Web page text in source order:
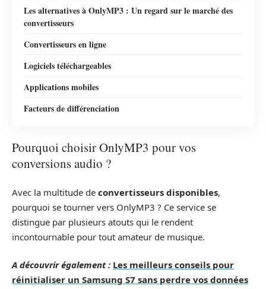
Les alternatives à OnlyMP3 : Un regard sur le marché des
convertisseurs
Convertisseurs en ligne
Logiciels téléchargeables
Applications mobiles
Facteurs de différenciation
Pourquoi choisir OnlyMP3 pour vos
conversions audio ?
Avec la multitude de convertisseurs disponibles,
pourquoi se tourner vers OnlyMP3 ? Ce service se
distingue par plusieurs atouts qui le rendent
incontournable pour tout amateur de musique.
A découvrir également : Les meilleurs conseils pour
réinitialiser un Samsung S7 sans perdre vos données